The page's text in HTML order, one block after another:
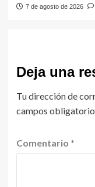
7 de agosto de 2026
Deja una
Tu dirección de
campos
Comentario *